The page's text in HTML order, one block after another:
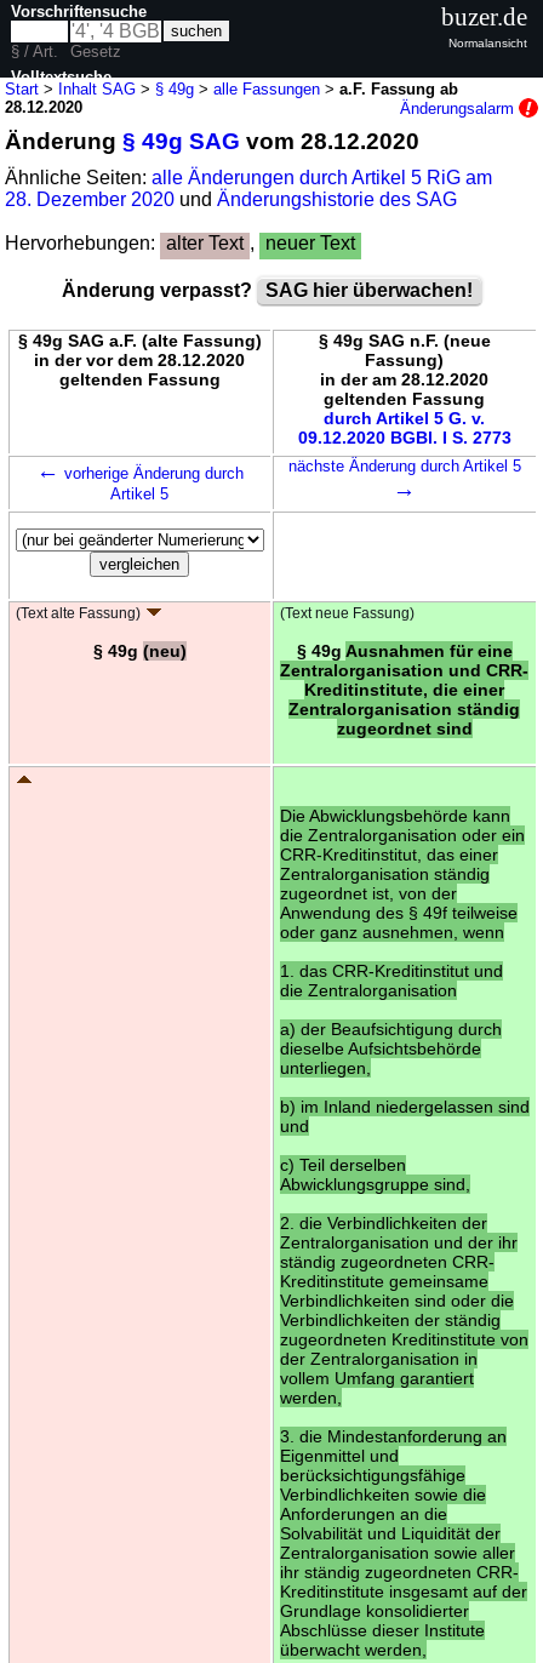
Start > Inhalt SAG > § 49g >alle Fassungen >a.F. Fassung ab
28.12.2020
Änderungsalarm
Änderung§ 49g SAG vom 28.12.2020
Ähnliche Seiten:alle Änderungen durch Artikel 5 RiG am
28. Dezember 2020 undÄnderungshistorie des SAG
Hervorhebungen: alter Text , neuer Text
Änderung verpasst? SAG hier überwachen!
§ 49g SAG a.F. (alte Fassung)
in der vor dem 28.12.2020
geltenden Fassung
§ 49g SAG n.F. (neue
Fassung)
in der am 28.12.2020
geltenden Fassung
durch Artikel 5 G. v.
09.12.2020 BGBl. I S. 2773
← vorherige Änderung durch
Artikel 5
nächste Änderung durch Artikel 5
→
(Text alte Fassung)
§ 49g (neu)
(Text neue Fassung)
§ 49g Ausnahmen für eine
Zentralorganisation und CRR-
Kreditinstitute, die einer
Zentralorganisation ständig
zugeordnet sind
Die Abwicklungsbehörde kann
die Zentralorganisation oder ein
CRR-Kreditinstitut, das einer
Zentralorganisation ständig
zugeordnet ist, von der
Anwendung des § 49f teilweise
oder ganz ausnehmen, wenn
1. das CRR-Kreditinstitut und
die Zentralorganisation
a) der Beaufsichtigung durch
dieselbe Aufsichtsbehörde
unterliegen,
b) im Inland niedergelassen sind
und
c) Teil derselben
Abwicklungsgruppe sind,
2. die Verbindlichkeiten der
Zentralorganisation und der ihr
ständig zugeordneten CRR-
Kreditinstitute gemeinsame
Verbindlichkeiten sind oder die
Verbindlichkeiten der ständig
zugeordneten Kreditinstitute von
der Zentralorganisation in
vollem Umfang garantiert
werden,
3. die Mindestanforderung an
Eigenmittel und
berücksichtigungsfähige
Verbindlichkeiten sowie die
Anforderungen an die
Solvabilität und Liquidität der
Zentralorganisation sowie aller
ihr ständig zugeordneten CRR-
Kreditinstitute insgesamt auf der
Grundlage konsolidierter
Abschlüsse dieser Institute
überwacht werden,
Vorschriftensuche
§ / Art.
Gesetz
Volltextsuche
buzer.de
Normalansicht